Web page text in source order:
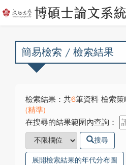
簡易檢索 / 檢索結果
檢索結果：共6筆資料 檢索策
(精準)
在搜尋的結果範圍內查詢：
搜尋
展開檢索結果的年代分布圖